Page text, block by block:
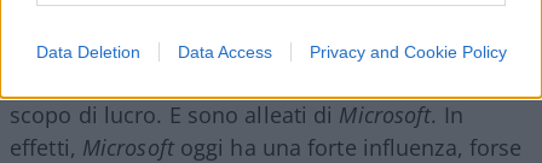
Data Deletion Data Access Privacy and Cookie Policy
loro sono“closed source”(l’esatto opposto di
scopo di lucro. E sono alleati di Microsoft. In
effetti, Microsoft oggi ha una forte influenza, forse